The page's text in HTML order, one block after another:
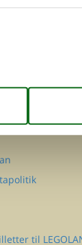
til